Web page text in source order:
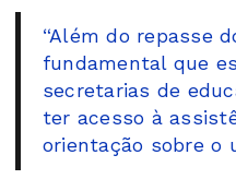
“Além do repasse
fundamental que
secretarias de
ter acesso à
orientação sobre o